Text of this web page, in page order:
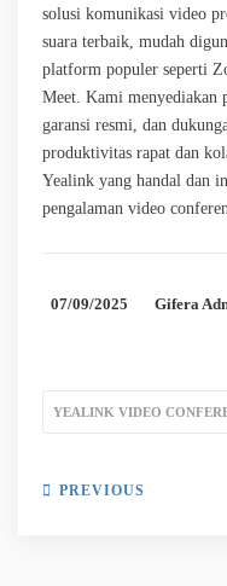
solusi komunikasi video
suara terbaik, mudah
platform populer seperti
Meet. Kami menyediakan
garansi resmi, dan
produktivitas rapat dan
Yealink yang handal dan
pengalaman video
07/09/2025 Gifera
YEALINK VIDEO
PREVIOUS